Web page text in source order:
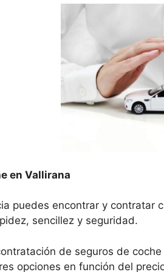
en Vallirana
puedes encontrar y contratar
sencillez y seguridad.
de seguros de
opciones en función del